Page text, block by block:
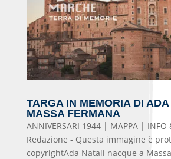
TARGA IN MEMORIA DI
MASSA FERMANA
ANNIVERSARI 1944 | MAPPA | INFO
Redazione - Questa immagine è
copyrightAda Natali nacque a